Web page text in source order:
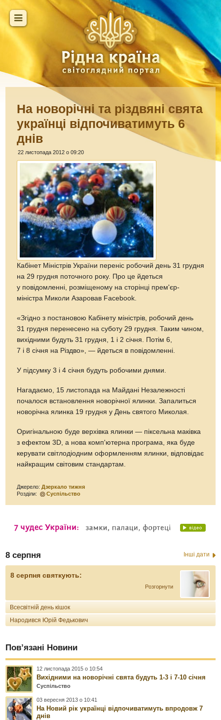
На новорічні та різдвяні свята
українці відпочиватимуть 6
днів
22 листопада 2012 о 09:20
Кабінет Міністрів України переніс робочий день 31 грудня
на 29 грудня поточного року. Про це йдеться
у повідомленні, розміщеному на сторінці прем'єр-
міністра Миколи Азаровав Facebook.
«Згідно з постановою Кабінету міністрів, робочий день
31 грудня перенесено на суботу 29 грудня. Таким чином,
вихідними будуть 31 грудня, 1 і 2 січня. Потім 6,
7 і 8 січня на Різдво», — йдеться в повідомленні.
У підсумку 3 і 4 січня будуть робочими днями.
Нагадаємо, 15 листопада на Майдані Незалежності
почалося встановлення новорічної ялинки. Запалиться
новорічна ялинка 19 грудня у День святого Миколая.
Оригінальною буде верхівка ялинки — піксельна маківка
з ефектом 3D, а нова комп'ютерна програма, яка буде
керувати світлодіодним оформленням ялинки, відповідає
найкращим світовим стандартам.
Джерело:Дзеркало тижня
Розділи:
Суспільство
8 серпня Інші дати
8 серпня святкують:
Розгорнути
Всесвітній день кішок
Народився Юрій Федькович
Пов’язані Новини
12 листопада 2015 о 10:54
Вихідними на новорічні свята будуть 1-3 і 7-10 січня
Суспільство
03 вересня 2013 о 10:41
На Новий рік українці відпочиватимуть впродовж 7
днів